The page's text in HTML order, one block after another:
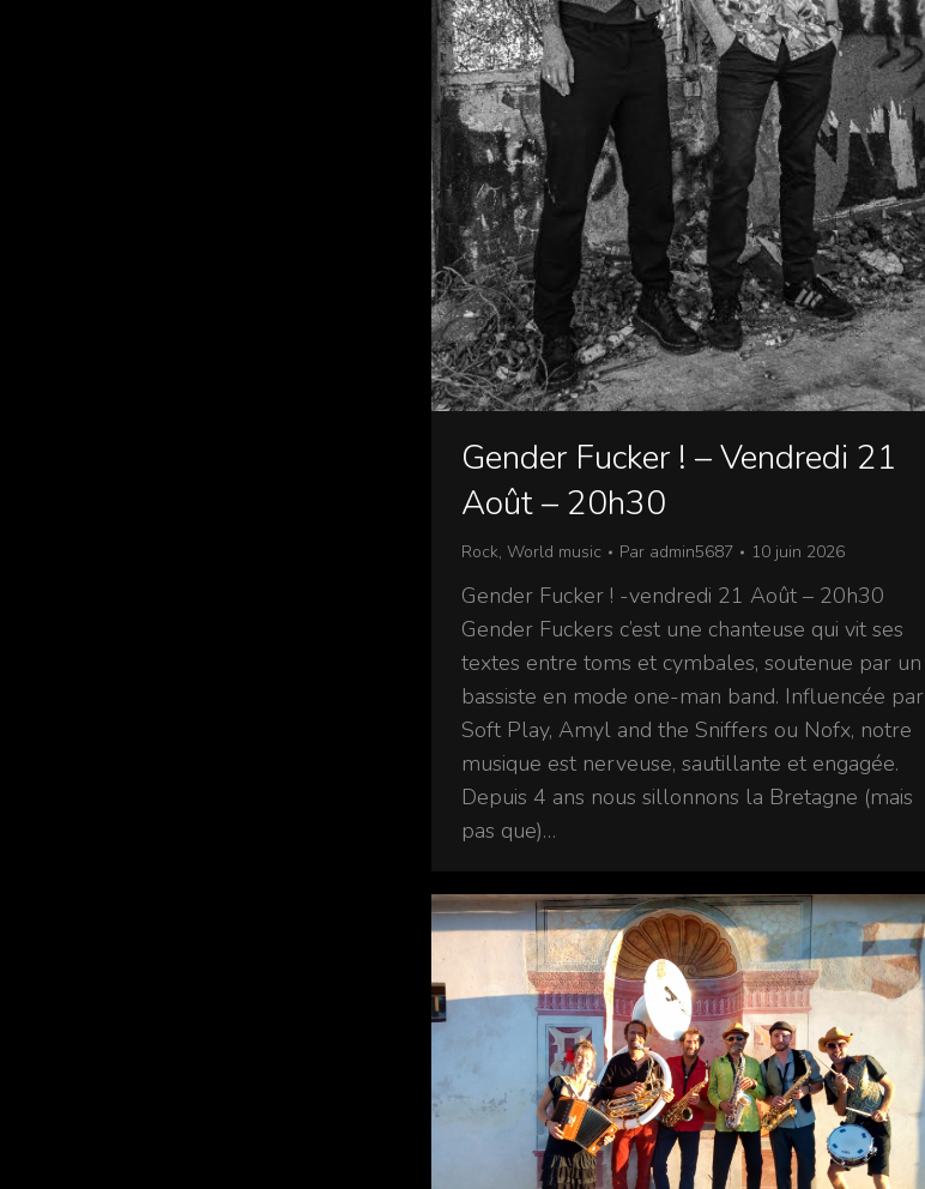
Gender Fucker ! – Vendredi 21
Août – 20h30
Rock, World music Par admin5687 10 juin 2026
Gender Fucker ! -vendredi 21 Août – 20h30
Gender Fuckers c’est une chanteuse qui vit ses
textes entre toms et cymbales, soutenue par un
bassiste en mode one-man band. Influencée par
Soft Play, Amyl and the Sniffers ou Nofx, notre
musique est nerveuse, sautillante et engagée.
Depuis 4 ans nous sillonnons la Bretagne (mais
pas que)…